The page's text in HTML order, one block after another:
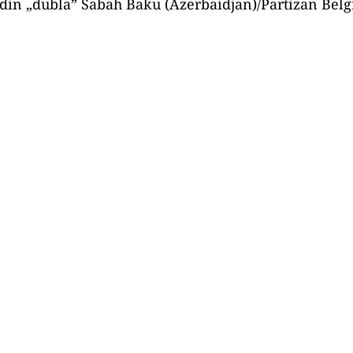
„dubla” Sabah Baku (Azerbaidjan)/Partizan